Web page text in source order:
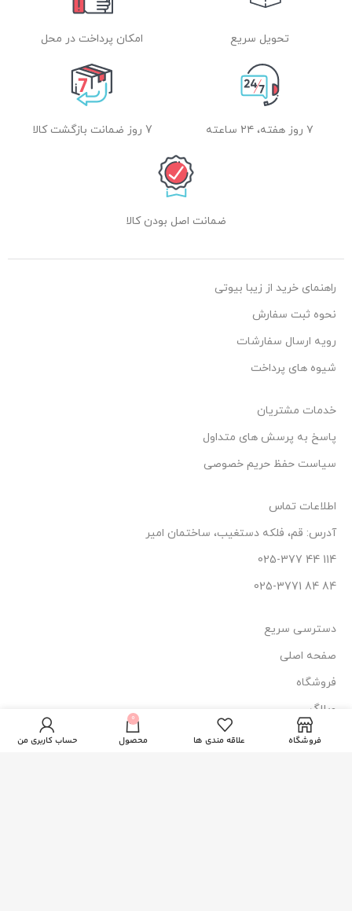
تحویل سریع امکان پرداخت در محل
۷ روز هفته، ۲۴ ساعته 7 روز ضمانت بازگشت کالا
ضمانت اصل بودن کالا
راهنمای خرید از زیبا بیوتی
نحوه ثبت سفارش
رویه ارسال سفارشات
شیوه های پرداخت
خدمات مشتریان
پاسخ به پرسش های متداول
سیاست حفظ حریم خصوصی
اطلاعات تماس
آدرس: قم، فلکه دستغیب، ساختمان امیر
114 44 025-377
84 84 025-3771
دسترسی سریع
صفحه اصلی
فروشگاه
وبلاگ
درباره ما
دافی(پوست های
خشک تا معمولی)
ناموجود
فروشگاه علاقه مندی ها
0
محصول حساب کاربری من